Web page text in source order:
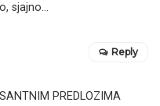
sjajno…
PREDLOZIMA
Reply